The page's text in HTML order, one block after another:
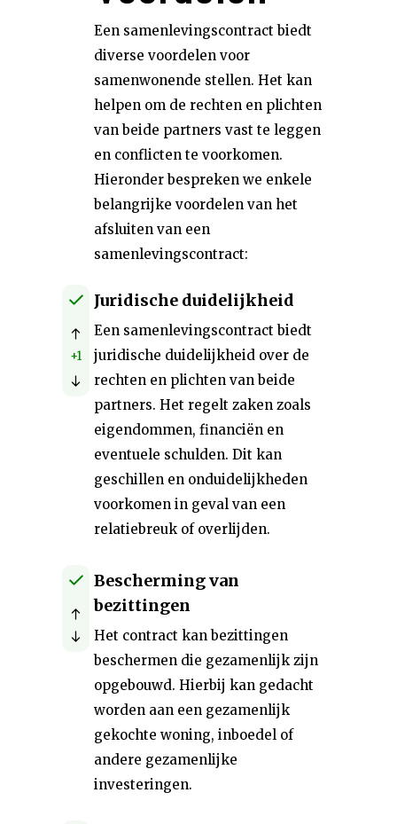
Een samenlevingscontract biedt
diverse voordelen voor
samenwonende stellen. Het kan
helpen om de rechten en plichten
van beide partners vast te leggen
en conflicten te voorkomen.
Hieronder bespreken we enkele
belangrijke voordelen van het
afsluiten van een
samenlevingscontract:
+1
Juridische duidelijkheid
Een samenlevingscontract biedt
juridische duidelijkheid over de
rechten en plichten van beide
partners. Het regelt zaken zoals
eigendommen, financiën en
eventuele schulden. Dit kan
geschillen en onduidelijkheden
voorkomen in geval van een
relatiebreuk of overlijden.
Bescherming van
bezittingen
Het contract kan bezittingen
beschermen die gezamenlijk zijn
opgebouwd. Hierbij kan gedacht
worden aan een gezamenlijk
gekochte woning, inboedel of
andere gezamenlijke
investeringen.